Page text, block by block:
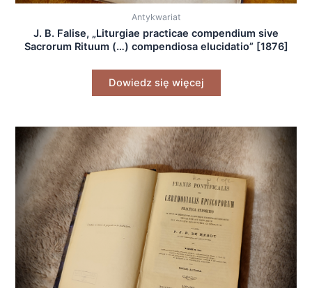
Antykwariat
J. B. Falise, „Liturgiae practicae compendium sive
Sacrorum Rituum (…) compendiosa elucidatio” [1876]
Dowiedz się więcej